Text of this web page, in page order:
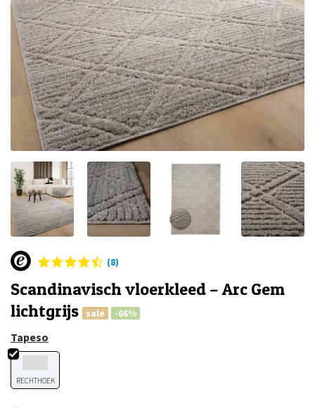
(8)
Scandinavisch vloerkleed – Arc Gem
lichtgrijs
sale -66%
Tapeso
RECHTHOEK